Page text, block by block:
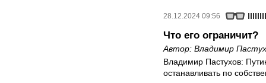
28.12.2024 09:56
Что его ограничит?
Автор: Владимир
Владимир Пастухов:
останавливать по